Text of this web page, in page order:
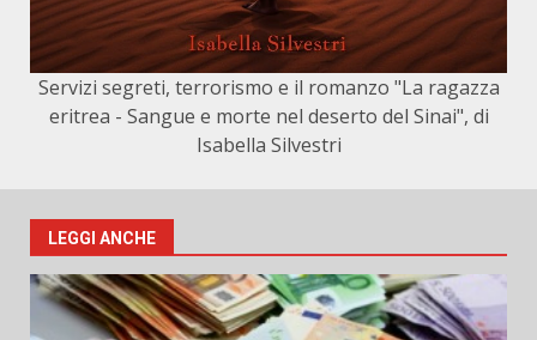
Servizi segreti, terrorismo e il romanzo "La ragazza
eritrea - Sangue e morte nel deserto del Sinai", di
Isabella Silvestri
LEGGI ANCHE